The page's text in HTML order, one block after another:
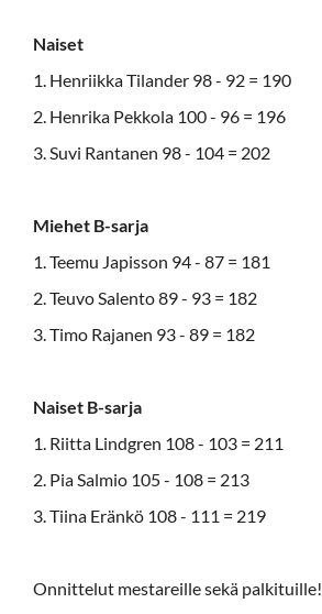
Naiset
1. Henriikka Tilander 98 - 92 = 190
2. Henrika Pekkola 100 - 96 = 196
3. Suvi Rantanen 98 - 104 = 202
Miehet B-sarja
1. Teemu Japisson 94 - 87 = 181
2. Teuvo Salento 89 - 93 = 182
3. Timo Rajanen 93 - 89 = 182
Naiset B-sarja
1. Riitta Lindgren 108 - 103 = 211
2. Pia Salmio 105 - 108 = 213
3. Tiina Eränkö 108 - 111 = 219
Onnittelut mestareille sekä palkituille!